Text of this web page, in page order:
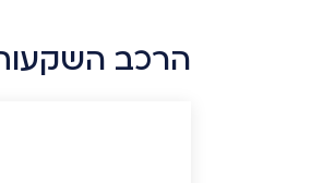
הרכב